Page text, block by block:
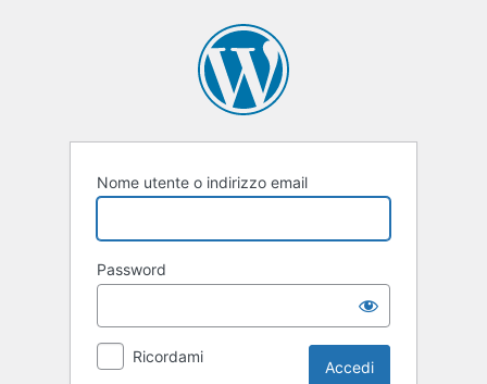
Nome utente o indirizzo email
Password
Ricordami